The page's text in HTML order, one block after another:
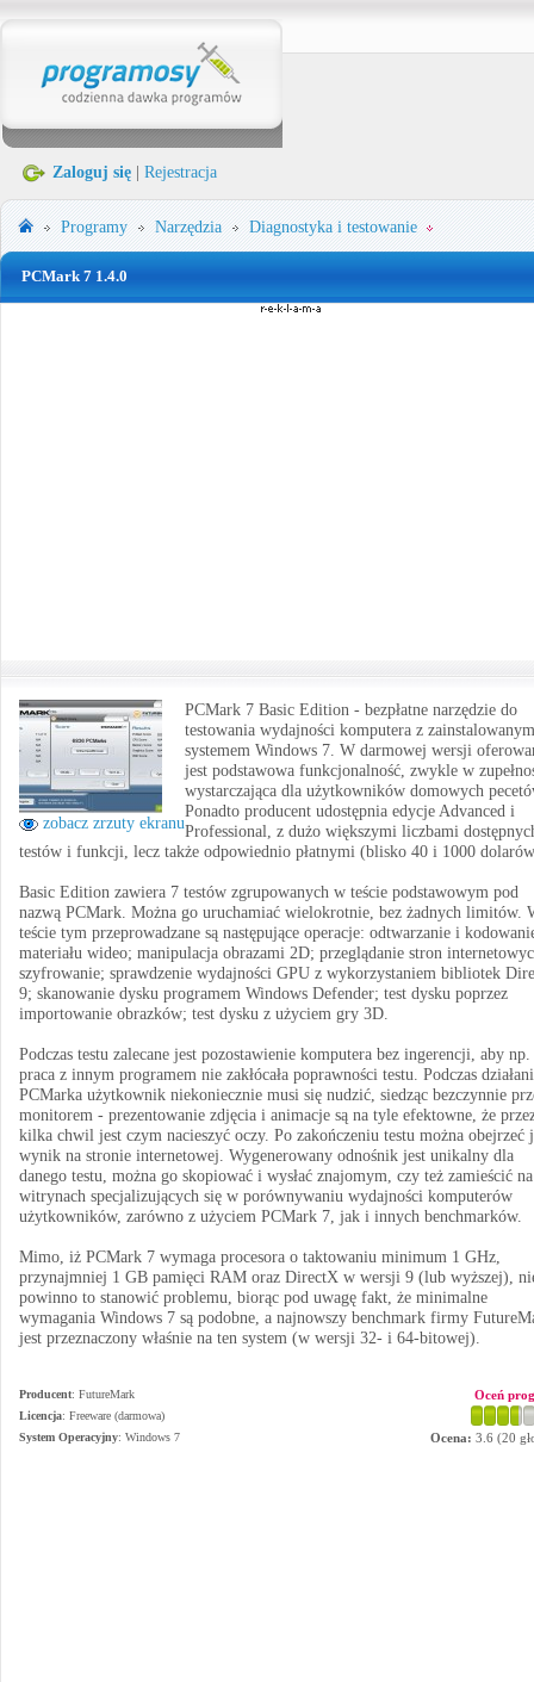
Zaloguj się Rejestracja
Programy Narzędzia Diagnostyka i testowanie
PCMark 7 1.4.0
zobacz zrzuty ekranu
PCMark 7 Basic Edition - bezpłatne narzędzie do
testowania wydajności komputera z zainstalowanym
systemem Windows 7. W darmowej wersji
jest podstawowa funkcjonalność, zwykle w
wystarczająca dla użytkowników domowych
Ponadto producent udostępnia edycje Advanced i
Professional, z dużo większymi liczbami
testów i funkcji, lecz także odpowiednio płatnymi (blisko 40 i 1000
Basic Edition zawiera 7 testów zgrupowanych w teście podstawowym pod
nazwą PCMark. Można go uruchamiać wielokrotnie, bez żadnych limitów.
teście tym przeprowadzane są następujące operacje: odtwarzanie i
materiału wideo; manipulacja obrazami 2D; przeglądanie stron
szyfrowanie; sprawdzenie wydajności GPU z wykorzystaniem bibliotek
9; skanowanie dysku programem Windows Defender; test dysku poprzez
importowanie obrazków; test dysku z użyciem gry 3D.
Podczas testu zalecane jest pozostawienie komputera bez ingerencji, aby np.
praca z innym programem nie zakłócała poprawności testu. Podczas
PCMarka użytkownik niekoniecznie musi się nudzić, siedząc bezczynnie
monitorem - prezentowanie zdjęcia i animacje są na tyle efektowne, że
kilka chwil jest czym nacieszyć oczy. Po zakończeniu testu można obejrzeć
wynik na stronie internetowej. Wygenerowany odnośnik jest unikalny dla
danego testu, można go skopiować i wysłać znajomym, czy też zamieścić na
witrynach specjalizujących się w porównywaniu wydajności komputerów
użytkowników, zarówno z użyciem PCMark 7, jak i innych benchmarków.
Mimo, iż PCMark 7 wymaga procesora o taktowaniu minimum 1 GHz,
przynajmniej 1 GB pamięci RAM oraz DirectX w wersji 9 (lub wyższej),
powinno to stanowić problemu, biorąc pod uwagę fakt, że minimalne
wymagania Windows 7 są podobne, a najnowszy benchmark firmy
jest przeznaczony właśnie na ten system (w wersji 32- i 64-bitowej).
Producent: FutureMark
Licencja: Freeware (darmowa)
System Operacyjny: Windows 7
Oceń
Ocena: 3.6 (20